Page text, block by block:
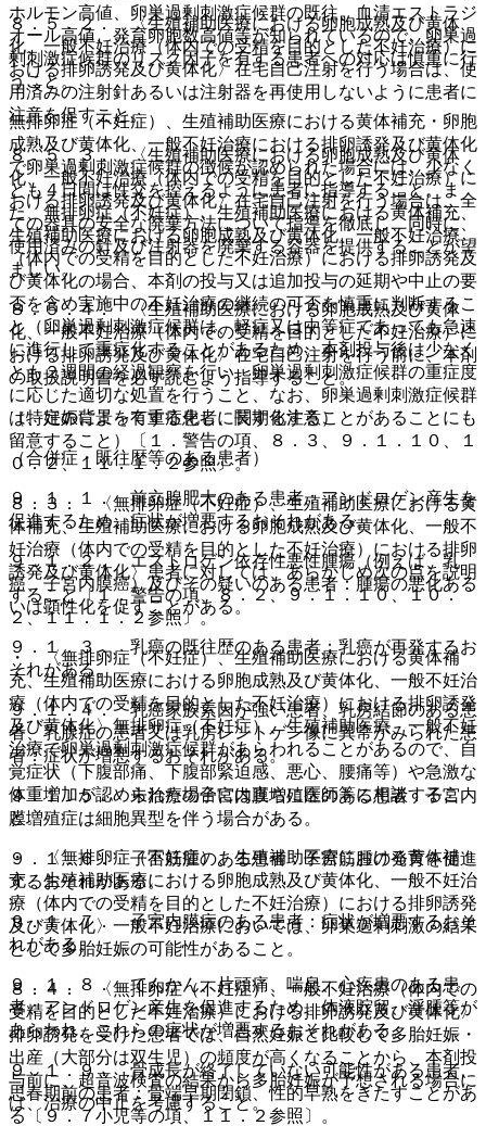
８．５．２． 〈生殖補助医療における卵胞成熟及び黄体
化、一般不妊治療（体内での受精を目的とした不妊治療）に
おける排卵誘発及び黄体化〉在宅自己注射を行う場合は、使
用済みの注射針あるいは注射器を再使用しないように患者に
注意を促すこと。
８．５．３． 〈生殖補助医療における卵胞成熟及び黄体
化、一般不妊治療（体内での受精を目的とした不妊治療）に
おける排卵誘発及び黄体化〉在宅自己注射を行う場合は、全
ての器具の安全な廃棄方法について指導を徹底し、同時に、
使用済みの針及び注射器を廃棄する容器を提供することが望
ましい。
８．５．４． 〈生殖補助医療における卵胞成熟及び黄体
化、一般不妊治療（体内での受精を目的とした不妊治療）に
おける排卵誘発及び黄体化〉在宅自己注射を行う前に、本剤
の取扱説明書を必ず読むよう指導すること。
（特定の背景を有する患者に関する注意）
（合併症・既往歴等のある患者）
９．１．１． 前立腺肥大のある患者：アンドロゲン産生を
促進するため、症状が増悪するおそれがある。
９．１．２． エストロゲン依存性悪性腫瘍（例えば、乳
癌、子宮内膜癌）及びその疑いのある患者：腫瘍の悪化ある
いは顕性化を促すことがある。
９．１．３． 乳癌の既往歴のある患者：乳癌が再発するお
それがある。
９．１．４． 乳癌家族素因が強い患者、乳房結節のある患
者、乳腺症の患者又は乳房レントゲン像に異常がみられた患
者：症状が増悪するおそれがある。
９．１．５． 未治療の子宮内膜増殖症のある患者：子宮内
膜増殖症は細胞異型を伴う場合がある。
９．１．６． 子宮筋腫のある患者：子宮筋腫の発育を促進
するおそれがある。
９．１．７． 子宮内膜症のある患者：症状が増悪するおそ
れがある。
９．１．８． てんかん、片頭痛、喘息、心疾患のある患
者：アンドロゲン産生を促進するため、体液貯留、浮腫等が
あらわれ、これらの症状が増悪するおそれがある。
９．１．９． 骨成長が終了していない可能性がある患者、
思春期前の患者：骨端早期閉鎖、性的早熟をきたすことがあ
る〔９．７小児等の項、１１．２参照〕。
ホルモン高値、卵巣過剰刺激症候群の既往、血清エストラジ
オール高値、発育卵胞数高値等が知られているので、卵巣過
剰刺激症候群のリスク因子を有する患者への対応は慎重に行
うこと。
無排卵症（不妊症）、生殖補助医療における黄体補充・卵胞
成熟及び黄体化、一般不妊治療における排卵誘発及び黄体化
で卵巣過剰刺激症候群の徴候が認められた場合には、少なく
とも４日間は性交を控えるように患者に指導すること。ま
た、無排卵症（不妊症）、生殖補助医療における黄体補充、
生殖補助医療における卵胞成熟及び黄体化、一般不妊治療
（体内での受精を目的とした不妊治療）における排卵誘発及
び黄体化の場合、本剤の投与又は追加投与の延期や中止の要
否を含め実施中の不妊治療の継続の可否を慎重に判断するこ
と（卵巣過剰刺激症候群は、軽症又は中等症であっても急速
に進行して重症化することがあるため、本剤投与後は少なく
とも２週間の経過観察を行い、卵巣過剰刺激症候群の重症度
に応じた適切な処置を行うこと、なお、卵巣過剰刺激症候群
は、妊娠によって重症化し、長期化することがあることにも
留意すること）〔１．警告の項、８．３、９．１．１０、１
０．２、１１．１．２参照〕。
８．３． 〈無排卵症（不妊症）、生殖補助医療における黄
体補充、生殖補助医療における卵胞成熟及び黄体化、一般不
妊治療（体内での受精を目的とした不妊治療）における排卵
誘発及び黄体化〉患者に対しては、あらかじめ次の点を説明
すること〔１．警告の項、８．２、９．１．１０、１０．
２、１１．１．２参照〕。
・ 〈無排卵症（不妊症）、生殖補助医療における黄体補
充、生殖補助医療における卵胞成熟及び黄体化、一般不妊治
療（体内での受精を目的とした不妊治療）における排卵誘発
及び黄体化〉無排卵症（不妊症）、生殖補助医療、一般不妊
治療で卵巣過剰刺激症候群があらわれることがあるので、自
覚症状（下腹部痛、下腹部緊迫感、悪心、腰痛等）や急激な
体重増加が認められた場合には直ちに医師等に相談するこ
と。
・ 〈無排卵症（不妊症）、生殖補助医療における黄体補
充、生殖補助医療における卵胞成熟及び黄体化、一般不妊治
療（体内での受精を目的とした不妊治療）における排卵誘発
及び黄体化〉一般不妊治療においては、卵巣過剰刺激の結果
として多胎妊娠の可能性があること。
８．４． 〈無排卵症（不妊症）、一般不妊治療（体内での
受精を目的とした不妊治療）における排卵誘発及び黄体化〉
排卵誘発を受けた患者では、自然妊娠と比較して多胎妊娠・
出産（大部分は双生児）の頻度が高くなることから、本剤投
与前に、超音波検査の結果から多胎妊娠が予想される場合に
は、治療の中止を考慮すること。